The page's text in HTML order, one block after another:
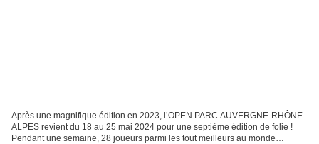
Après une magnifique édition en 2023, l’OPEN PARC AUVERGNE-RHÔNE-
ALPES revient du 18 au 25 mai 2024 pour une septième édition de folie !
Pendant une semaine, 28 joueurs parmi les tout meilleurs au monde